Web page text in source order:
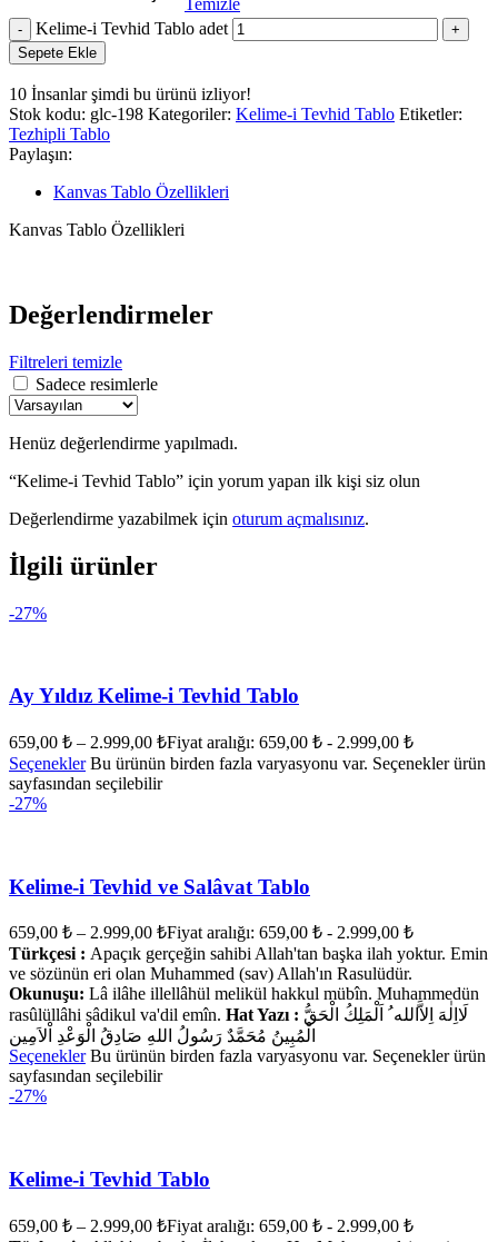
Kelime-i Tevhid Tablo adet
Sepete Ekle
10 İnsanlar şimdi bu ürünü izliyor!
Stok kodu: glc-198 Kategoriler: Kelime-i Tevhid Tablo Etiketler:
Tezhipli Tablo
Paylaşın:
Kanvas Tablo Özellikleri
Kanvas Tablo Özellikleri
Değerlendirmeler
Filtreleri temizle
Sadece resimlerle
Henüz değerlendirme yapılmadı.
“Kelime-i Tevhid Tablo” için yorum yapan ilk kişi siz olun
Değerlendirme yazabilmek için oturum açmalısınız.
İlgili ürünler
-27%
Ay Yıldız Kelime-i Tevhid Tablo
659,00 ₺ – 2.999,00 ₺Fiyat aralığı: 659,00 ₺ - 2.999,00 ₺
Seçenekler Bu ürünün birden fazla varyasyonu var. Seçenekler ürün
sayfasından seçilebilir
-27%
Kelime-i Tevhid ve Salâvat Tablo
659,00 ₺ – 2.999,00 ₺Fiyat aralığı: 659,00 ₺ - 2.999,00 ₺
Türkçesi : Apaçık gerçeğin sahibi Allah'tan başka ilah yoktur. Emin
ve sözünün eri olan Muhammed (sav) Allah'ın Rasulüdür.
Okunuşu: Lâ ilâhe illellâhül melikül hakkul mübîn. Muhammedün
rasûlüllâhi sâdikul va'dil emîn. Hat Yazı : لَااِلٰهَ اِلاَّالله ُ اَلْمَلِكُ الْحَقُّ
الْمُبِينُ مُحَمَّدٌ رَسُولُ اللهِ صَادِقُ الْوَعْدِ اْلاَمِين
Seçenekler Bu ürünün birden fazla varyasyonu var. Seçenekler ürün
sayfasından seçilebilir
-27%
Kelime-i Tevhid Tablo
659,00 ₺ – 2.999,00 ₺Fiyat aralığı: 659,00 ₺ - 2.999,00 ₺